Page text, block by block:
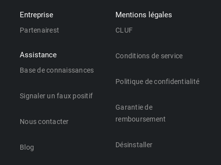
Entreprise
Partenairest
Assistance
Base de connaissances
Signaler un faux positif
Nous contacter
Blog
Mentions légales
CLUF
Conditions de service
Politique de confidentialité
Garantie de
remboursement
Désinstaller